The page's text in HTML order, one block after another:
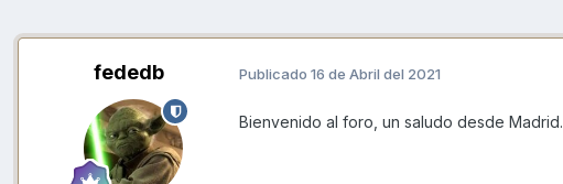
fededb Publicado 16 de Abril del 2021
Bienvenido al foro, un saludo desde Madrid.